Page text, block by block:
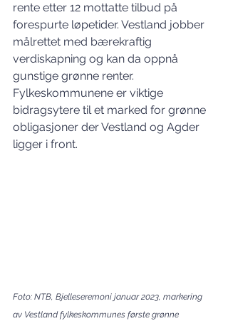
rente etter 12 mottatte tilbud på
forespurte løpetider. Vestland jobber
målrettet med bærekraftig
verdiskapning og kan da oppnå
gunstige grønne renter.
Fylkeskommunene er viktige
bidragsytere til et marked for grønne
obligasjoner der Vestland og Agder
ligger i front.
Foto: NTB, Bjelleseremoni januar 2023, markering
av Vestland fylkeskommunes første grønne